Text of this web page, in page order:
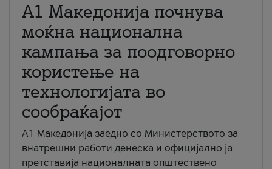
A1 Македонија почнува
моќна национална
кампања за поодговорно
користење на
технологијата во
сообраќајот
A1 Македонија заедно со Министерството за
внатрешни работи денеска и официјално ја
претставија националната општествено